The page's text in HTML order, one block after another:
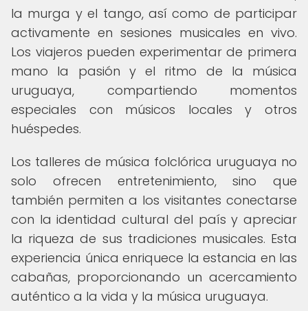
la murga y el tango, así como de participar
activamente en sesiones musicales en vivo.
Los viajeros pueden experimentar de primera
mano la pasión y el ritmo de la música
uruguaya, compartiendo momentos
especiales con músicos locales y otros
huéspedes.
Los talleres de música folclórica uruguaya no
solo ofrecen entretenimiento, sino que
también permiten a los visitantes conectarse
con la identidad cultural del país y apreciar
la riqueza de sus tradiciones musicales. Esta
experiencia única enriquece la estancia en las
cabañas, proporcionando un acercamiento
auténtico a la vida y la música uruguaya.